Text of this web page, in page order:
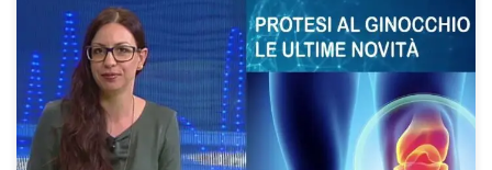
Protesi ginocchio e terapie conservative, le ultime novità – Prima
Pagina Salute – Medical Excellence TV 25/8/2020 Quando le
terapie conservative non riescono ad alleviare il dolore al
ginocchio perché troppo danneggiato, diventa difficile anche
camminare, salire le scale o anche stare a riposo. Si rende quindi